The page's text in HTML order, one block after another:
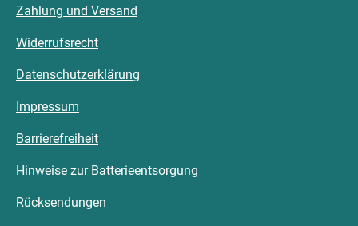
Zahlung und Versand
Widerrufsrecht
Datenschutzerklärung
Impressum
Barrierefreiheit
Hinweise zur Batterieentsorgung
Rücksendungen